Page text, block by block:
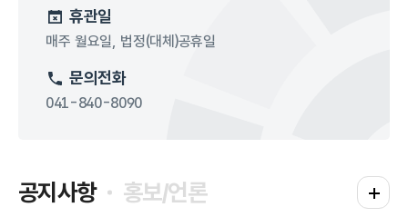
휴관일
매주 월요일, 법정(대체)공휴일
문의전화
041-840-8090
공지사항 홍보/언론 공지사